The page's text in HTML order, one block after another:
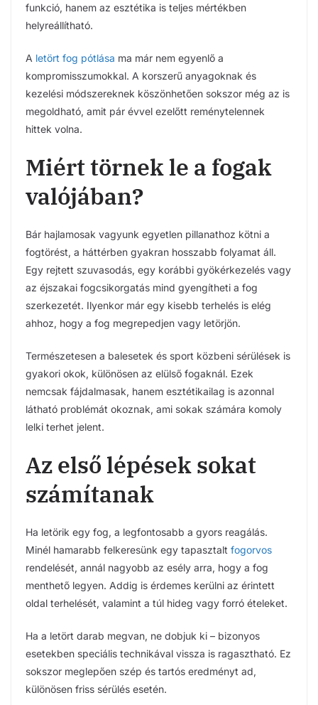
funkció, hanem az esztétika is teljes mértékben
helyreállítható.
A letört fog pótlása ma már nem egyenlő a
kompromisszumokkal. A korszerű anyagoknak és
kezelési módszereknek köszönhetően sokszor még az is
megoldható, amit pár évvel ezelőtt reménytelennek
hittek volna.
Miért törnek le a fogak
valójában?
Bár hajlamosak vagyunk egyetlen pillanathoz kötni a
fogtörést, a háttérben gyakran hosszabb folyamat áll.
Egy rejtett szuvasodás, egy korábbi gyökérkezelés vagy
az éjszakai fogcsikorgatás mind gyengítheti a fog
szerkezetét. Ilyenkor már egy kisebb terhelés is elég
ahhoz, hogy a fog megrepedjen vagy letörjön.
Természetesen a balesetek és sport közbeni sérülések is
gyakori okok, különösen az elülső fogaknál. Ezek
nemcsak fájdalmasak, hanem esztétikailag is azonnal
látható problémát okoznak, ami sokak számára komoly
lelki terhet jelent.
Az első lépések sokat
számítanak
Ha letörik egy fog, a legfontosabb a gyors reagálás.
Minél hamarabb felkeresünk egy tapasztalt fogorvos
rendelését, annál nagyobb az esély arra, hogy a fog
menthető legyen. Addig is érdemes kerülni az érintett
oldal terhelését, valamint a túl hideg vagy forró ételeket.
Ha a letört darab megvan, ne dobjuk ki – bizonyos
esetekben speciális technikával vissza is ragasztható. Ez
sokszor meglepően szép és tartós eredményt ad,
különösen friss sérülés esetén.